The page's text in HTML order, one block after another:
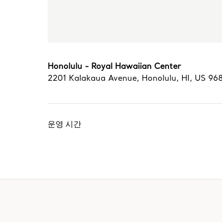
Honolulu - Royal Hawaiian Center
2201 Kalakaua Avenue, Honolulu, HI, US
운영 시간